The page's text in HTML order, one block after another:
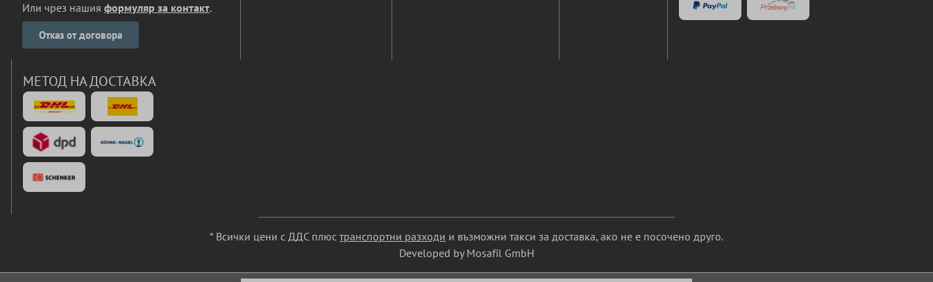
Или чрез нашия формуляр за контакт.
Отказ от договора
МЕТОД НА ДОСТАВКА
* Всички цени с ДДС плюс транспортни разходи и възможни такси за доставка, ако не е посочено друго.
Developed by Mosafil GmbH